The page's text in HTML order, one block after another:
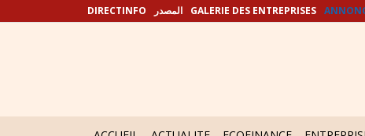
DIRECTINFO المصدر GALERIE DES ENTREPRISES